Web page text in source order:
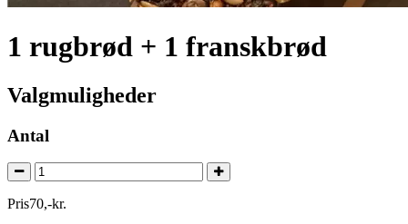
1 rugbrød + 1 franskbrød
Valgmuligheder
Antal
Pris70,-kr.